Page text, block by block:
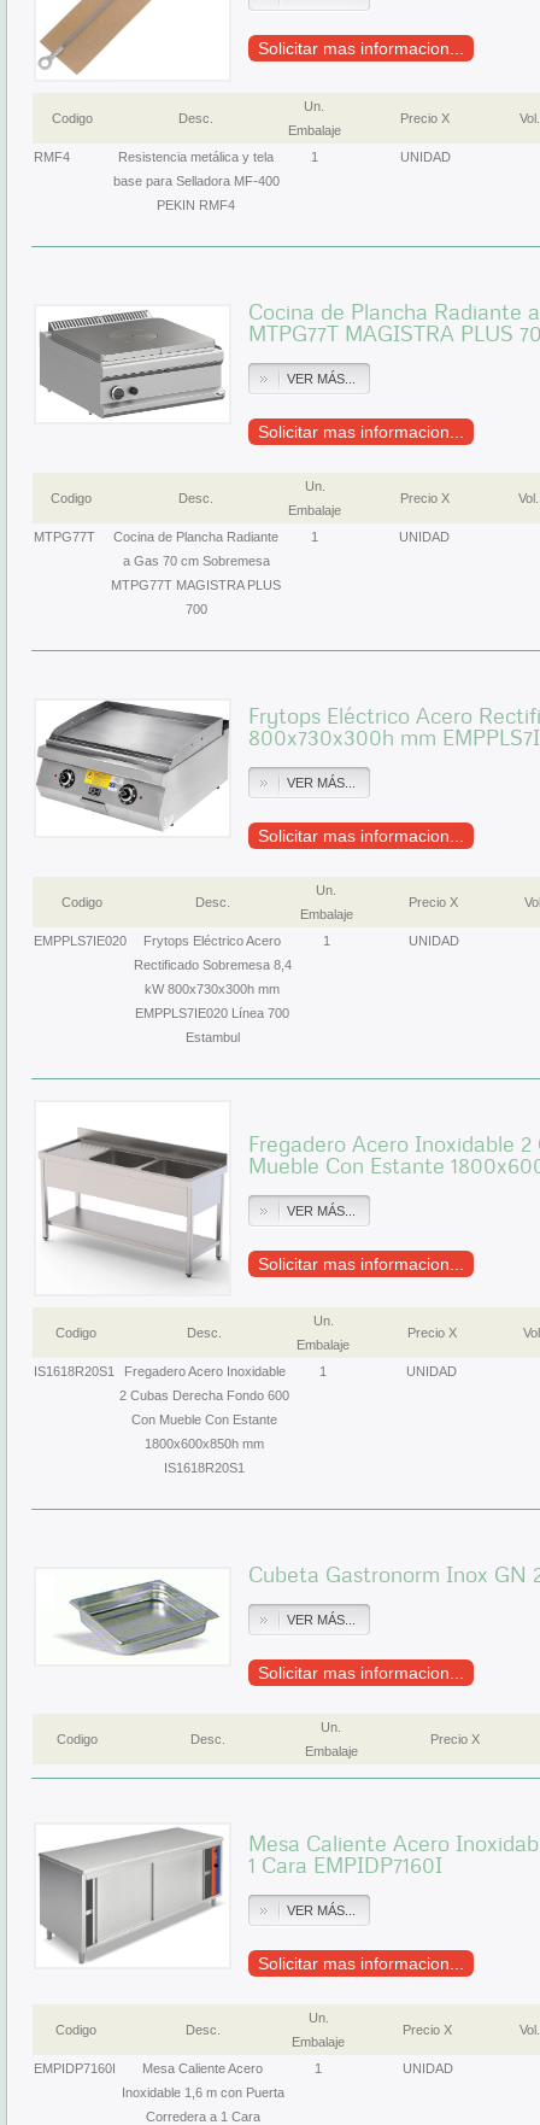
Solicitar mas informacion...
Codigo Desc.
Un.
Embalaje
Precio X Vol.
RMF4
Resistencia metálica y tela
base para Selladora MF-400
PEKIN RMF4
1 UNIDAD
Cocina de Plancha Radiante
MTPG77T MAGISTRA PLUS
VER MÁS...
Solicitar mas informacion...
Codigo Desc.
Un.
Embalaje
Precio X Vol.
MTPG77T
Cocina de Plancha Radiante
a Gas 70 cm Sobremesa
MTPG77T MAGISTRA PLUS
700
1 UNIDAD
Frytops Eléctrico Acero
800x730x300h mm
VER MÁS...
Solicitar mas informacion...
Codigo Desc.
Un.
Embalaje
Precio X
EMPPLS7IE020
Frytops Eléctrico Acero
Rectificado Sobremesa 8,4
kW 800x730x300h mm
EMPPLS7IE020 Línea 700
Estambul
1 UNIDAD
Fregadero Acero Inoxidable
Mueble Con Estante
VER MÁS...
Solicitar mas informacion...
Codigo Desc.
Un.
Embalaje
Precio X
IS1618R20S1
Fregadero Acero Inoxidable
2 Cubas Derecha Fondo 600
Con Mueble Con Estante
1800x600x850h mm
IS1618R20S1
1 UNIDAD
Cubeta Gastronorm Inox GN
VER MÁS...
Solicitar mas informacion...
Codigo Desc.
Un.
Embalaje
Precio X
Mesa Caliente Acero
1 Cara EMPIDP7160I
VER MÁS...
Solicitar mas informacion...
Codigo Desc.
Un.
Embalaje
Precio X Vol.
EMPIDP7160I
Mesa Caliente Acero
Inoxidable 1,6 m con Puerta
Corredera a 1 Cara
1 UNIDAD